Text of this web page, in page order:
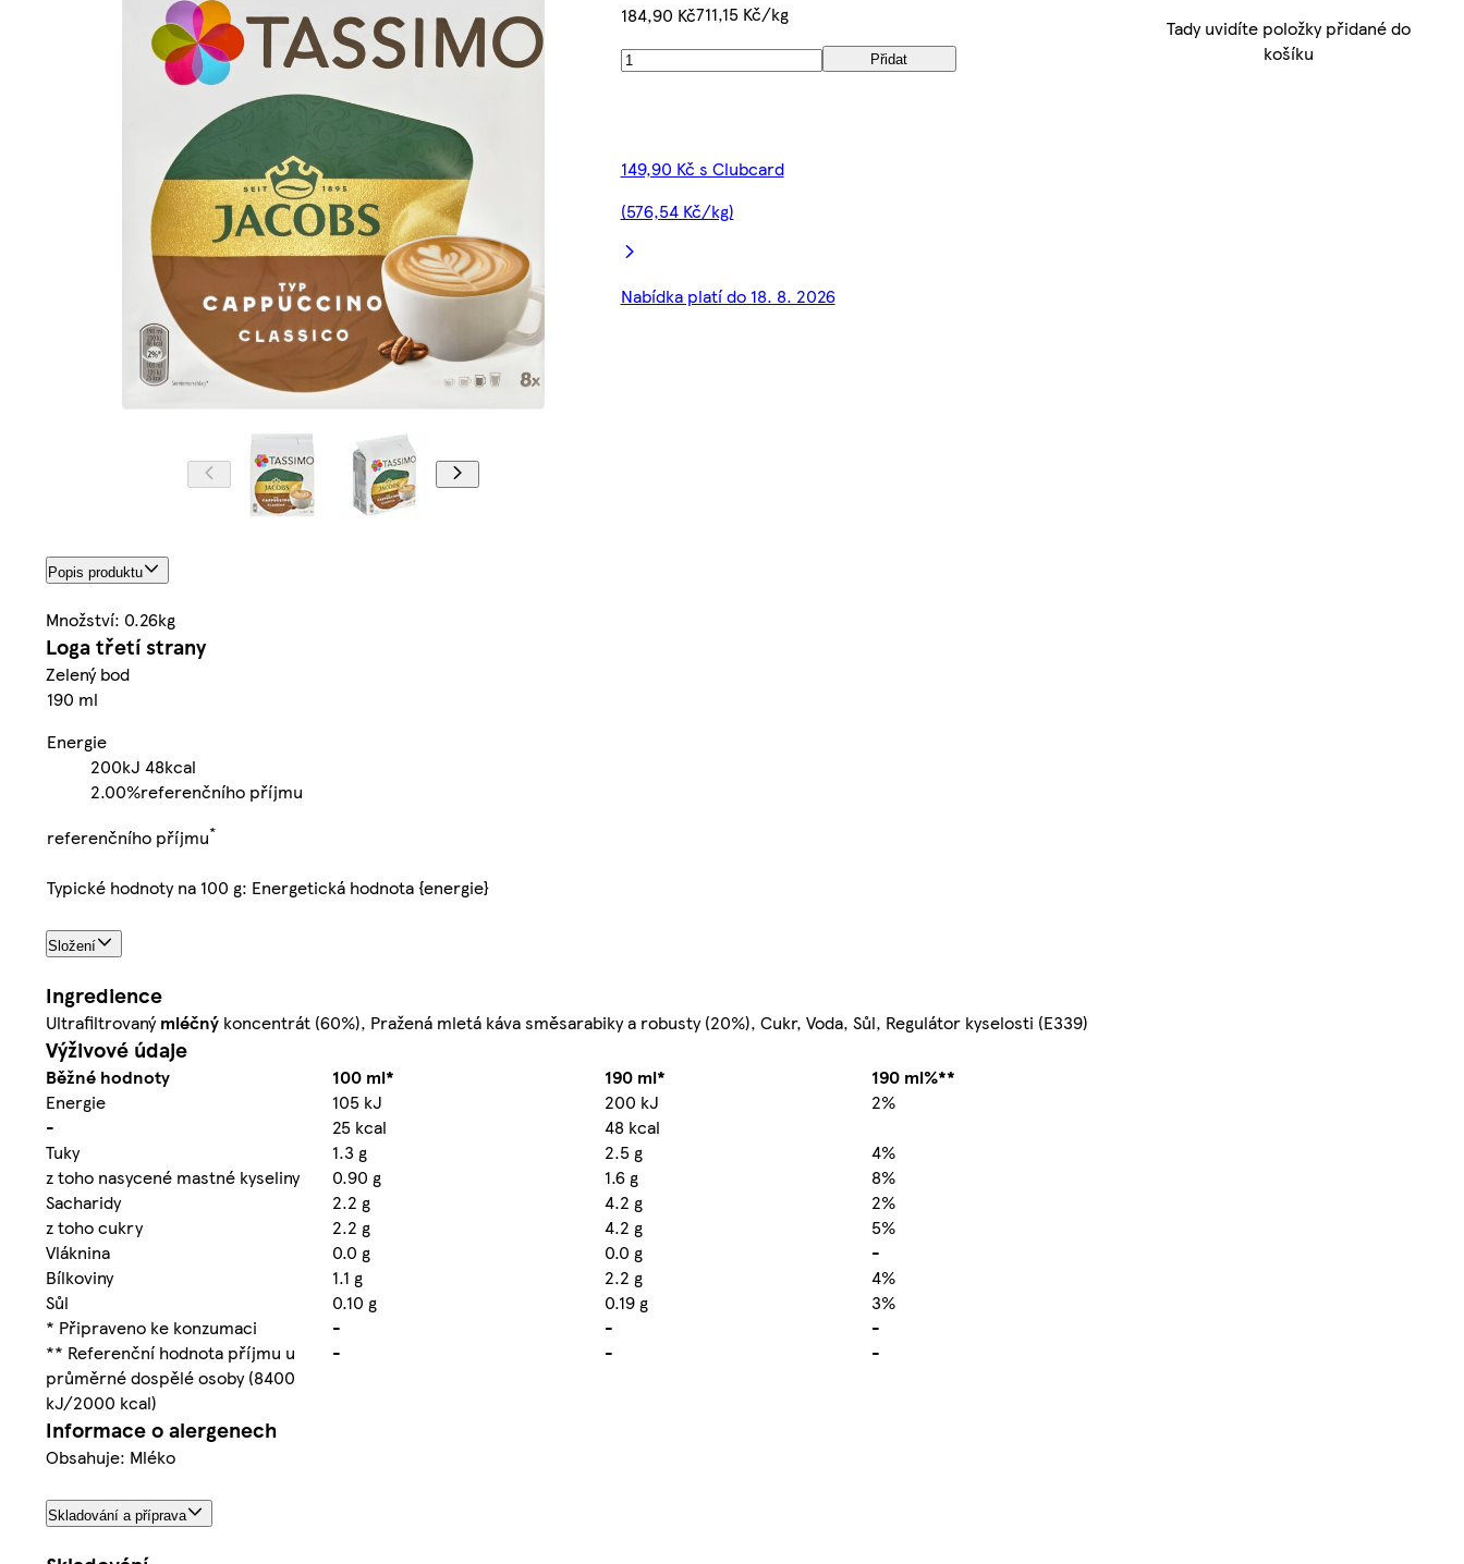
184,90 Kč711,15 Kč/kg
Přidat
149,90 Kč s Clubcard
(576,54 Kč/kg)
Nabídka platí do 18. 8. 2026
Popis produktu
Množství: 0.26kg
Loga třetí strany
Zelený bod
190 ml
Energie
200kJ 48kcal
2.00%referenčního příjmu
referenčního příjmu*
Typické hodnoty na 100 g: Energetická hodnota {energie}
Složení
Ingredience
Ultrafiltrovanýmléčný koncentrát (60%), Pražená mletá káva směsarabiky a robusty (20%), Cukr, Voda, Sůl, Regulátor kyselosti (E339)
Výživové údaje
Běžné hodnoty 100 ml* 190 ml*
190 ml%**
Energie
105 kJ 200 kJ
2%
-
25 kcal
48 kcal
Tuky
1.3 g 2.5 g
4%
z toho nasycené mastné kyseliny
0.90 g 1.6 g
8%
Sacharidy
2.2 g 4.2 g
2%
z toho cukry
2.2 g 4.2 g
5%
Vláknina
0.0 g 0.0 g
-
Bílkoviny
1.1 g 2.2 g
4%
Sůl
0.10 g 0.19 g
3%
* Připraveno ke konzumaci
- -
-
** Referenční hodnota příjmu u
průměrné dospělé osoby (8400
kJ/2000 kcal)
- - -
Informace o alergenech
Obsahuje: Mléko
Skladování a příprava
Tady uvidíte položky přidané do
košíku